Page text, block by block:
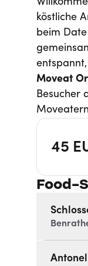
köstliche
beim
Moveat
Besucher
45
Food-